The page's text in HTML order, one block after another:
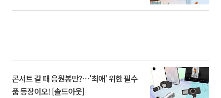
콘서트 갈 때 응원봉만?⋯'최애' 위한 필수
품 등장이오! [솔드아웃]